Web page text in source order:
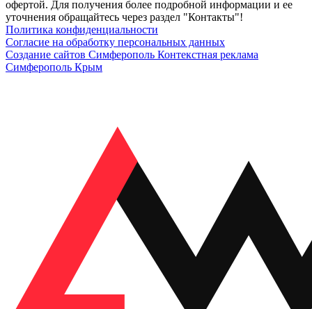
офертой. Для получения более подробной информации и ее
уточнения обращайтесь через раздел "Контакты"!
Политика конфиденциальности
Согласие на обработку персональных данных
Создание сайтов Симферополь Контекстная реклама
Симферополь Крым